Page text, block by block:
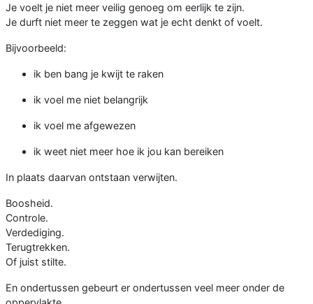
Je voelt je niet meer veilig genoeg om eerlijk te zijn.
Je durft niet meer te zeggen wat je echt denkt of voelt.
Bijvoorbeeld:
ik ben bang je kwijt te raken
ik voel me niet belangrijk
ik voel me afgewezen
ik weet niet meer hoe ik jou kan bereiken
In plaats daarvan ontstaan verwijten.
Boosheid.
Controle.
Verdediging.
Terugtrekken.
Of juist stilte.
En ondertussen gebeurt er ondertussen veel meer onder de